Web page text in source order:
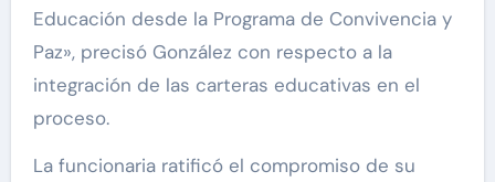
Educación desde la Programa de Convivencia y
Paz», precisó González con respecto a la
integración de las carteras educativas en el
proceso.
La funcionaria ratificó el compromiso de su